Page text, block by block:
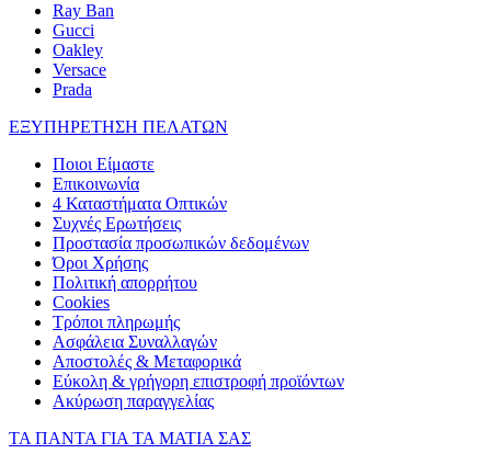
Ray Ban
Gucci
Oakley
Versace
Prada
ΕΞΥΠΗΡΕΤΗΣΗ ΠΕΛΑΤΩΝ
Ποιοι Είμαστε
Επικοινωνία
4 Καταστήματα Οπτικών
Συχνές Ερωτήσεις
Προστασία προσωπικών δεδομένων
Όροι Χρήσης
Πολιτική απορρήτου
Cookies
Τρόποι πληρωμής
Ασφάλεια Συναλλαγών
Αποστολές & Μεταφορικά
Εύκολη & γρήγορη επιστροφή προϊόντων
Ακύρωση παραγγελίας
ΤΑ ΠΑΝΤΑ ΓΙΑ ΤΑ ΜΑΤΙΑ ΣΑΣ